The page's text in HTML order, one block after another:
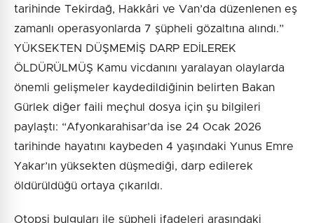
tarihinde Tekirdağ, Hakkâri ve Van’da düzenlenen eş
zamanlı operasyonlarda 7 şüpheli gözaltına alındı.”
YÜKSEKTEN DÜŞMEMİŞ DARP EDİLEREK
ÖLDÜRÜLMÜŞ Kamu vicdanını yaralayan olaylarda
önemli gelişmeler kaydedildiğinin belirten Bakan
Gürlek diğer faili meçhul dosya için şu bilgileri
paylaştı: “Afyonkarahisar’da ise 24 Ocak 2026
tarihinde hayatını kaybeden 4 yaşındaki Yunus Emre
Yakar’ın yüksekten düşmediği, darp edilerek
öldürüldüğü ortaya çıkarıldı.
Otopsi bulguları ile şüpheli ifadeleri arasındaki